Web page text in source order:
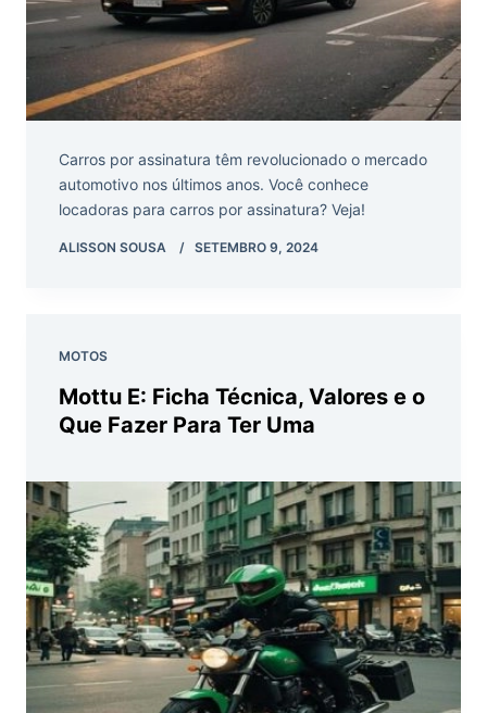
Carros por assinatura têm revolucionado o mercado
automotivo nos últimos anos. Você conhece
locadoras para carros por assinatura? Veja!
ALISSON SOUSA SETEMBRO 9, 2024
MOTOS
Mottu E: Ficha Técnica, Valores e o
Que Fazer Para Ter Uma